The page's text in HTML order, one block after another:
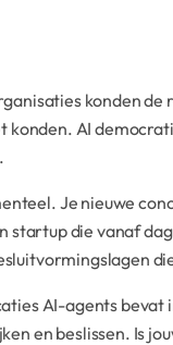
konden de
AI
Je nieuwe
die vanaf
AI-agents bevat
en beslissen. Is